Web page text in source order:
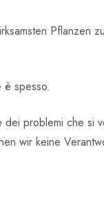
Pflanzen
è spesso.
problemi che si
wir keine